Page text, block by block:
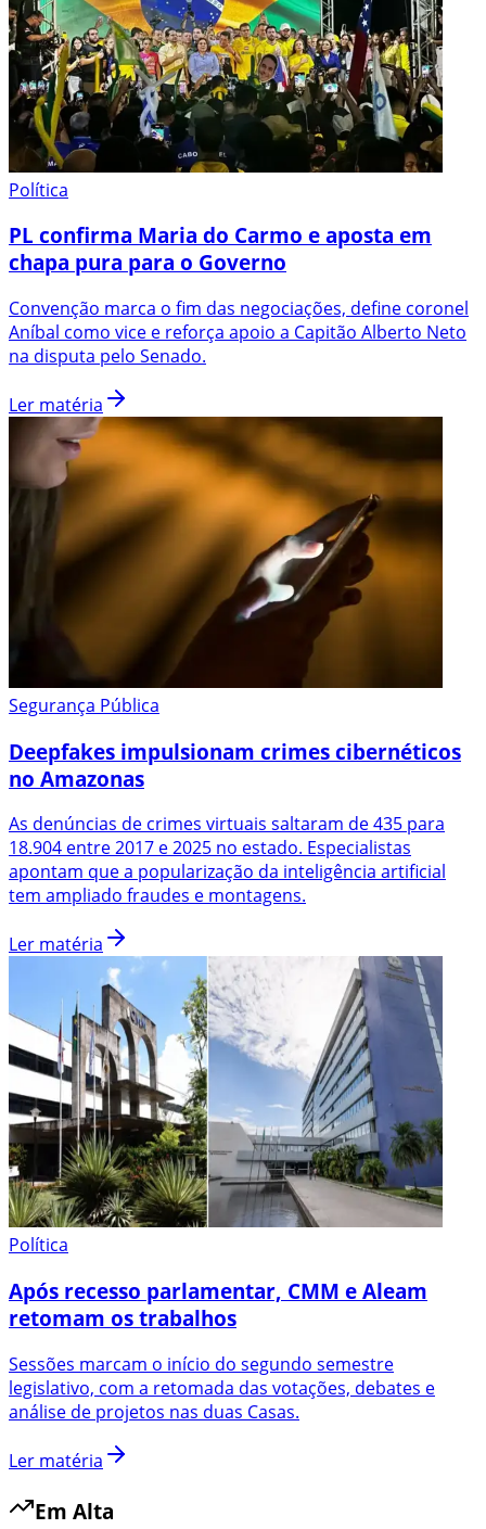
Política
PL confirma Maria do Carmo e aposta em
chapa pura para o Governo
Convenção marca o fim das negociações, define coronel
Aníbal como vice e reforça apoio a Capitão Alberto Neto
na disputa pelo Senado.
Ler matéria
Segurança Pública
Deepfakes impulsionam crimes cibernéticos
no Amazonas
As denúncias de crimes virtuais saltaram de 435 para
18.904 entre 2017 e 2025 no estado. Especialistas
apontam que a popularização da inteligência artificial
tem ampliado fraudes e montagens.
Ler matéria
Política
Após recesso parlamentar, CMM e Aleam
retomam os trabalhos
Sessões marcam o início do segundo semestre
legislativo, com a retomada das votações, debates e
análise de projetos nas duas Casas.
Ler matéria
Em Alta